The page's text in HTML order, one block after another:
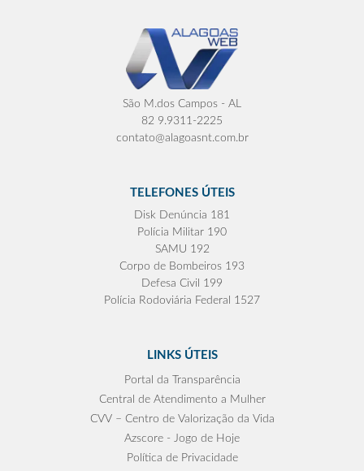
São M.dos Campos - AL
82 9.9311-2225
contato@alagoasnt.com.br
TELEFONES ÚTEIS
Disk Denúncia 181
Polícia Militar 190
SAMU 192
Corpo de Bombeiros 193
Defesa Civil 199
Polícia Rodoviária Federal 1527
LINKS ÚTEIS
Portal da Transparência
Central de Atendimento a Mulher
CVV – Centro de Valorização da Vida
Azscore - Jogo de Hoje
Política de Privacidade